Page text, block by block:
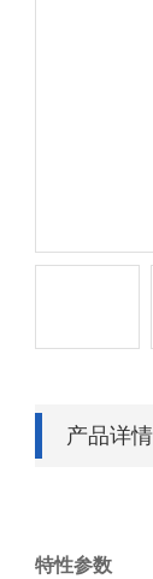
产品详情
特性参数